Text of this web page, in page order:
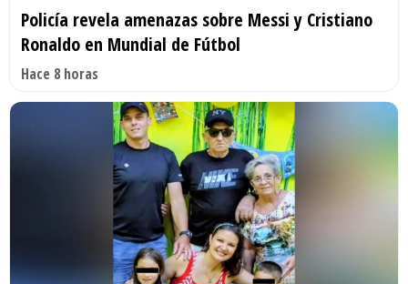
Policía revela amenazas sobre Messi y Cristiano
Ronaldo en Mundial de Fútbol
Hace 8 horas